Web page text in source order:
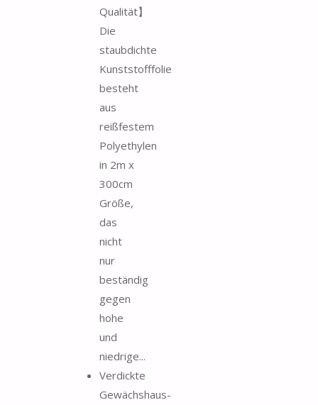
Qualität】
Die
staubdichte
Kunststofffolie
besteht
aus
reißfestem
Polyethylen
in 2m x
300cm
Größe,
das
nicht
nur
beständig
gegen
hohe
und
niedrige...
Verdickte
Gewächshaus-